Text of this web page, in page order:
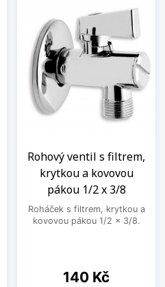
Rohový ventil s filtrem,
krytkou a kovovou
pákou 1/2 x 3/8
Roháček s filtrem, krytkou a
kovovou pákou 1/2 x 3/8.
Cena
140 Kč